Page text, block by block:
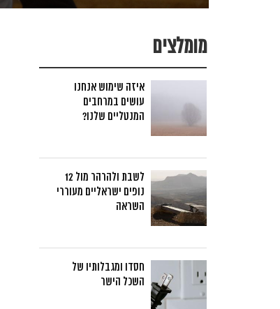
מומלצים
איזה שימוש אנחנו
עושים במרחבים
המנטליים שלנו?
לשבת ולהרהר מול 12
נופים ישראליים מעוררי
השראה
חסדו ומגבלותיו של
השכל הישר